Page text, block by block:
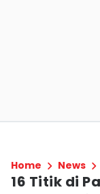
Home News
16 Titik di